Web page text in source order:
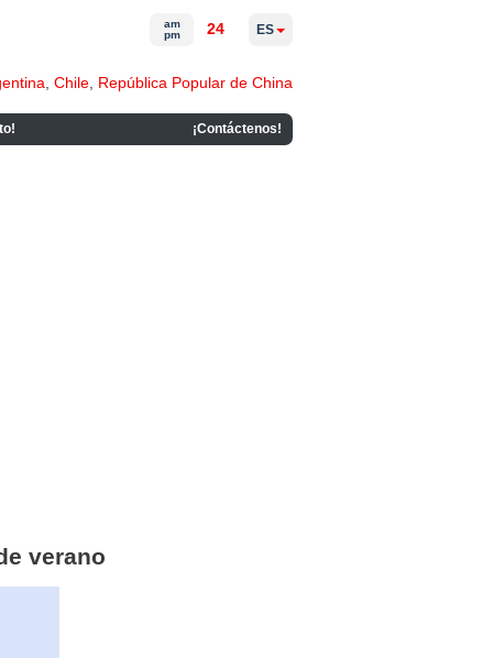
Chile República Popular de China
¡Contáctenos!
am
pm
24 ES
verano